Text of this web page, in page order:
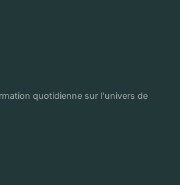
quotidienne sur l'univers de